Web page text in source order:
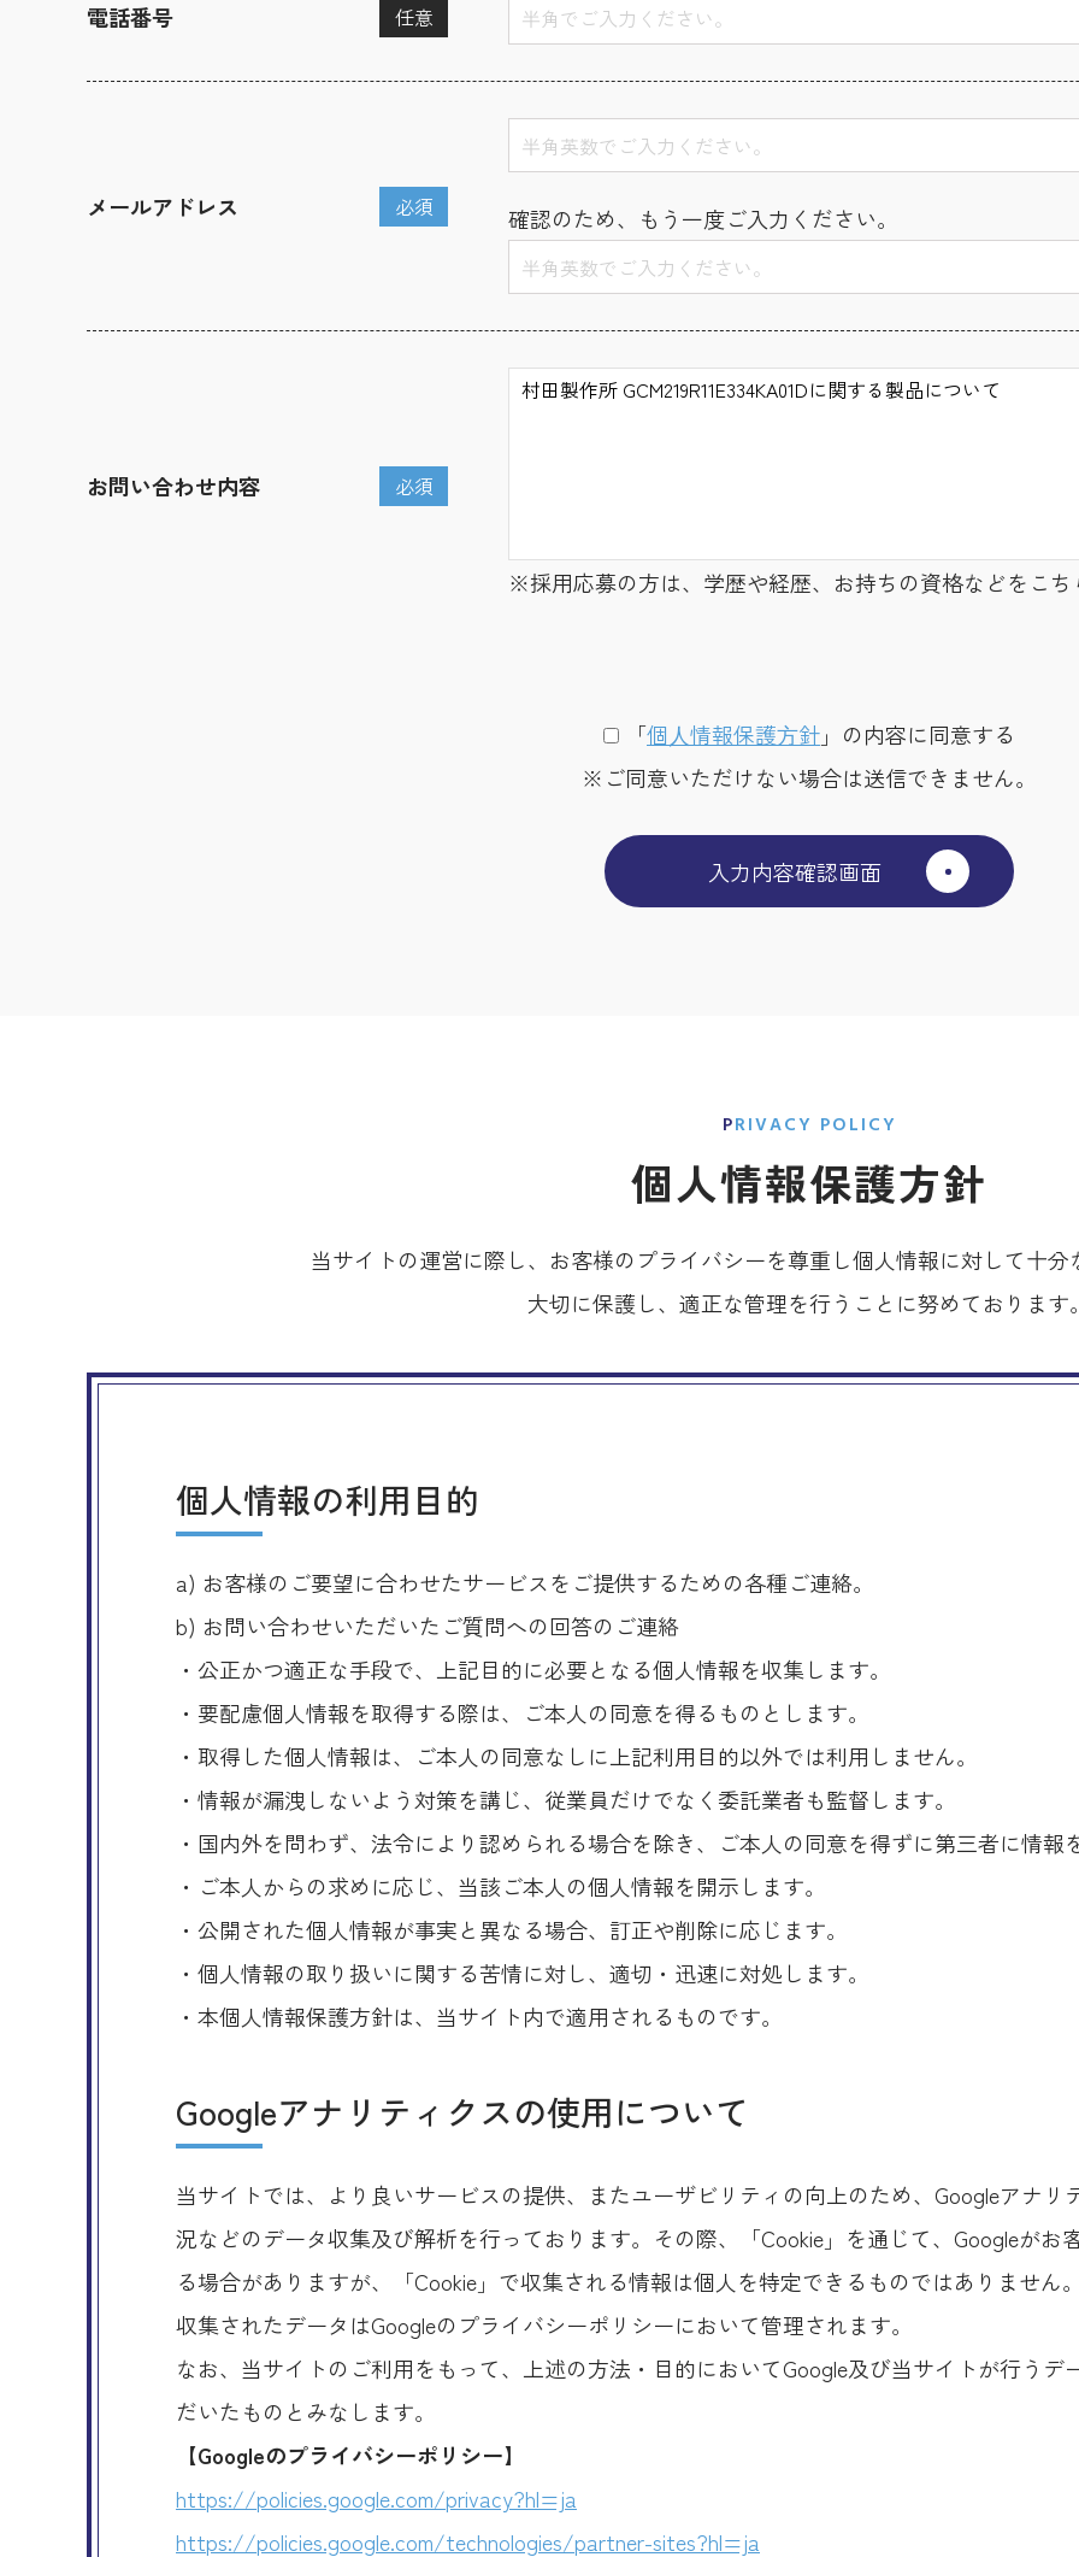
電話番号 任意
メールアドレス 必須 確認のため、もう一度ご入力ください。
お問い合わせ内容 必須
※採用応募の方は、学歴や経歴、お持ちの資格などをこち
「個⼈情報保護⽅針」の内容に同意する
※ご同意いただけない場合は送信できません。
PRIVACY POLICY
個人情報保護方針
当サイトの運営に際し、お客様のプライバシーを尊重し個人情報に対して十分
大切に保護し、適正な管理を行うことに努めております。
個人情報の利用目的
a) お客様のご要望に合わせたサービスをご提供するための各種ご連絡。
b) お問い合わせいただいたご質問への回答のご連絡
・公正かつ適正な手段で、上記目的に必要となる個人情報を収集します。
・要配慮個人情報を取得する際は、ご本人の同意を得るものとします。
・取得した個人情報は、ご本人の同意なしに上記利用目的以外では利用しません。
・情報が漏洩しないよう対策を講じ、従業員だけでなく委託業者も監督します。
・国内外を問わず、法令により認められる場合を除き、ご本人の同意を得ずに第三者に情報
・ご本人からの求めに応じ、当該ご本人の個人情報を開示します。
・公開された個人情報が事実と異なる場合、訂正や削除に応じます。
・個人情報の取り扱いに関する苦情に対し、適切・迅速に対処します。
・本個人情報保護方針は、当サイト内で適用されるものです。
Googleアナリティクスの使用について
当サイトでは、より良いサービスの提供、またユーザビリティの向上のため、Googleアナ
況などのデータ収集及び解析を行っております。その際、「Cookie」を通じて、Googleがお
る場合がありますが、「Cookie」で収集される情報は個人を特定できるものではありません。
収集されたデータはGoogleのプライバシーポリシーにおいて管理されます。
なお、当サイトのご利用をもって、上述の方法・目的においてGoogle及び当サイトが行う
だいたものとみなします。
【Googleのプライバシーポリシー】
https://policies.google.com/privacy?hl=ja
https://policies.google.com/technologies/partner-sites?hl=ja